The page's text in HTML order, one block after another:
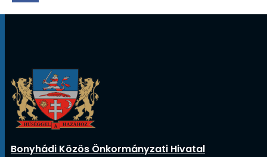
Bonyhádi Közös Önkormányzati Hivatal